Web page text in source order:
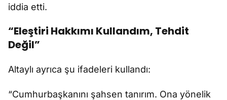
iddia etti.
“Eleştiri Hakkımı Kullandım, Tehdit
Değil”
Altaylı ayrıca şu ifadeleri kullandı:
“Cumhurbaşkanını şahsen tanırım. Ona yönelik